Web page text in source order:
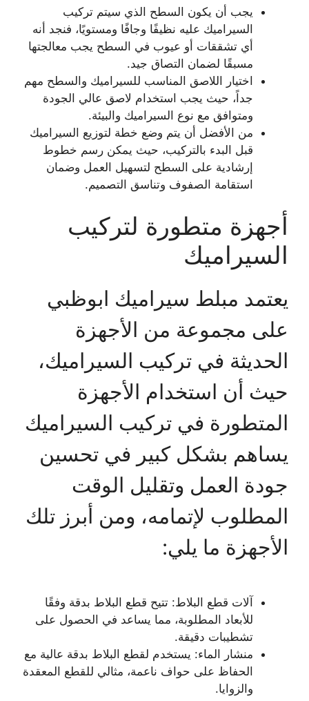
يجب أن يكون السطح الذي سيتم تركيب
السيراميك عليه نظيفًا وجافًا ومستويًا، فنجد أنه
أي تشققات أو عيوب في السطح يجب معالجتها
مسبقًا لضمان التصاق جيد.
اختيار اللاصق المناسب للسيراميك والسطح مهم
جداً، حيث يجب استخدام لاصق عالي الجودة
ومتوافق مع نوع السيراميك والبيئة.
من الأفضل أن يتم وضع خطة لتوزيع السيراميك
قبل البدء بالتركيب، حيث يمكن رسم خطوط
إرشادية على السطح لتسهيل العمل وضمان
استقامة الصفوف وتناسق التصميم.
أجهزة متطورة لتركيب
السيراميك
يعتمد مبلط سيراميك ابوظبي
على مجموعة من الأجهزة
الحديثة في تركيب السيراميك،
حيث أن استخدام الأجهزة
المتطورة في تركيب السيراميك
يساهم بشكل كبير في تحسين
جودة العمل وتقليل الوقت
المطلوب لإتمامه، ومن أبرز تلك
الأجهزة ما يلي:
آلات قطع البلاط: تتيح قطع البلاط بدقة وفقًا
للأبعاد المطلوبة، مما يساعد في الحصول على
تشطيبات دقيقة.
منشار الماء: يستخدم لقطع البلاط بدقة عالية مع
الحفاظ على حواف ناعمة، مثالي للقطع المعقدة
والزوايا.